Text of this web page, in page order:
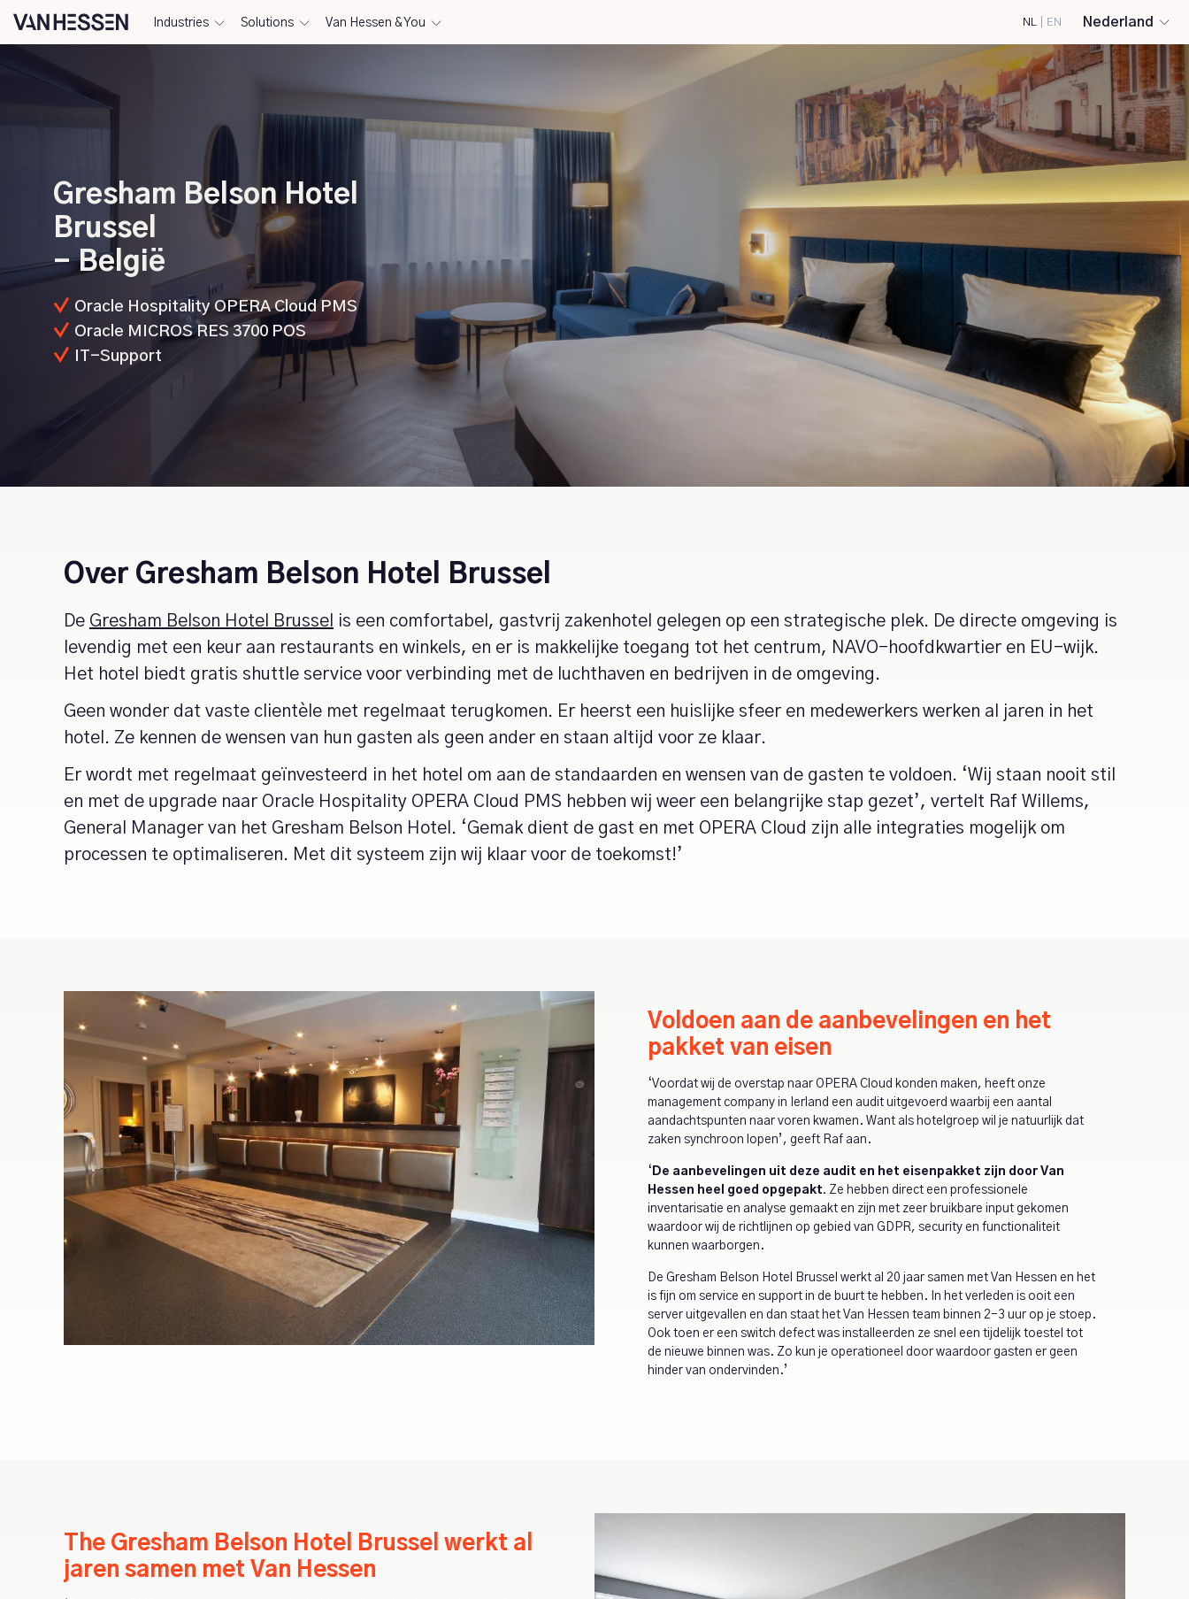
Industries Solutions Van Hessen & You Nederland
NL EN
Gresham Belson Hotel
Brussel
- België
Oracle Hospitality OPERA Cloud PMS
Oracle MICROS RES 3700 POS
IT-Support
Over Gresham Belson Hotel Brussel
De Gresham Belson Hotel Brussel is een comfortabel, gastvrij zakenhotel gelegen op een strategische plek. De directe omgeving is
levendig met een keur aan restaurants en winkels, en er is makkelijke toegang tot het centrum, NAVO-hoofdkwartier en EU-wijk.
Het hotel biedt gratis shuttle service voor verbinding met de luchthaven en bedrijven in de omgeving.
Geen wonder dat vaste clientèle met regelmaat terugkomen. Er heerst een huislijke sfeer en medewerkers werken al jaren in het
hotel. Ze kennen de wensen van hun gasten als geen ander en staan altijd voor ze klaar.
Er wordt met regelmaat geïnvesteerd in het hotel om aan de standaarden en wensen van de gasten te voldoen. ‘Wij staan nooit stil
en met de upgrade naar Oracle Hospitality OPERA Cloud PMS hebben wij weer een belangrijke stap gezet’, vertelt Raf Willems,
General Manager van het Gresham Belson Hotel. ‘Gemak dient de gast en met OPERA Cloud zijn alle integraties mogelijk om
processen te optimaliseren. Met dit systeem zijn wij klaar voor de toekomst!’
Voldoen aan de aanbevelingen en het
pakket van eisen
‘Voordat wij de overstap naar OPERA Cloud konden maken, heeft onze
management company in Ierland een audit uitgevoerd waarbij een aantal
aandachtspunten naar voren kwamen. Want als hotelgroep wil je natuurlijk dat
zaken synchroon lopen’, geeft Raf aan.
‘ De aanbevelingen uit deze audit en het eisenpakket zijn door Van
Hessen heel goed opgepakt. Ze hebben direct een professionele
inventarisatie en analyse gemaakt en zijn met zeer bruikbare input gekomen
waardoor wij de richtlijnen op gebied van GDPR, security en functionaliteit
kunnen waarborgen.
De Gresham Belson Hotel Brussel werkt al 20 jaar samen met Van Hessen en het
is fijn om service en support in de buurt te hebben. In het verleden is ooit een
server uitgevallen en dan staat het Van Hessen team binnen 2-3 uur op je stoep.
Ook toen er een switch defect was installeerden ze snel een tijdelijk toestel tot
de nieuwe binnen was. Zo kun je operationeel door waardoor gasten er geen
hinder van ondervinden.’
The Gresham Belson Hotel Brussel werkt al
jaren samen met Van Hessen